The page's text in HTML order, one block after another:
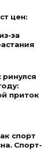
цен:
за
приток
спорт
Спорт-